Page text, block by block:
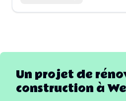
Un projet de
construction à